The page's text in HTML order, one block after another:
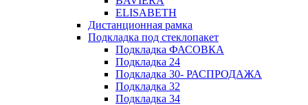
ELISABETH
Дистанционная рамка
Подкладка под стеклопакет
Подкладка ФАСОВКА
Подкладка 24
Подкладка 30- РАСПРОДАЖА
Подкладка 32
Подкладка 34